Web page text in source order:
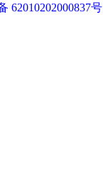
62010202000837号